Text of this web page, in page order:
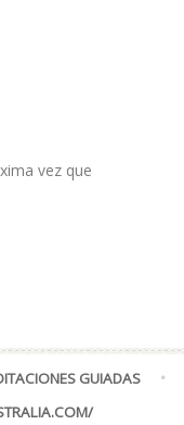
vez que
GUIADAS